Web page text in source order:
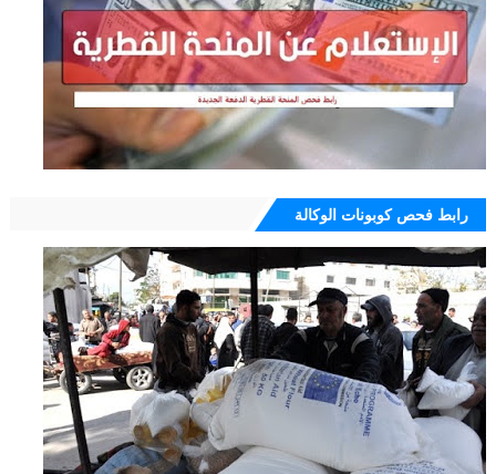
رابط فحص كوبونات الوكالة